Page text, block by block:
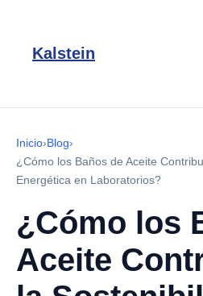
Kalstein
Inicio›Blog›
¿Cómo los Baños de Aceite
Energética en Laboratorios?
¿Cómo los
Aceite